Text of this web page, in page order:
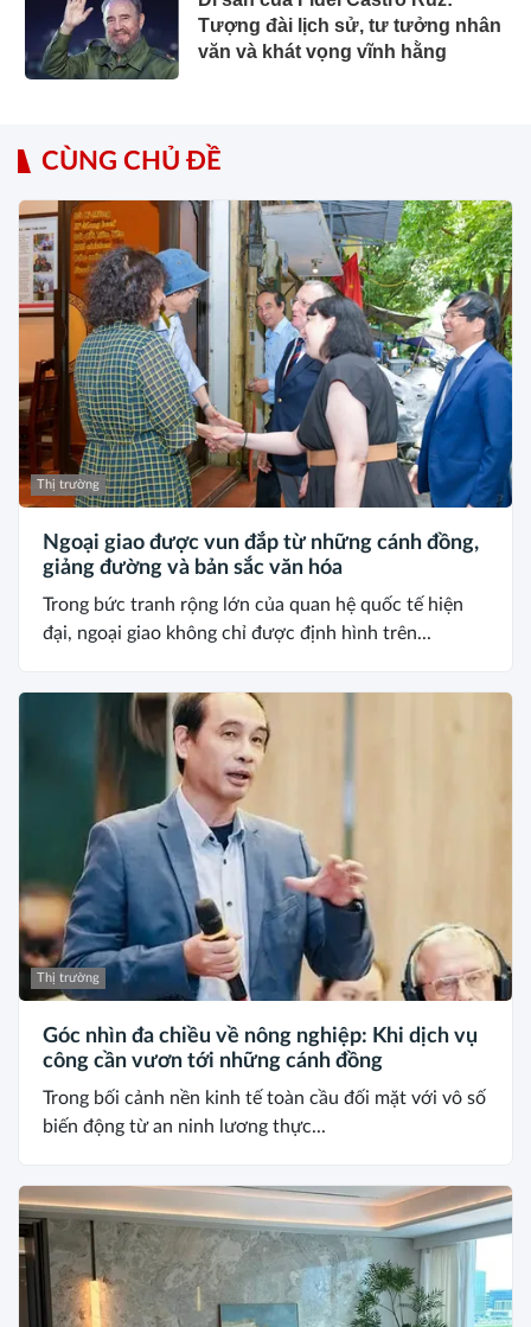
Tượng đài lịch sử, tư tưởng nhân
văn và khát vọng vĩnh hằng
CÙNG CHỦ ĐỀ
Thị trường
Ngoại giao được vun đắp từ những cánh đồng,
giảng đường và bản sắc văn hóa
Trong bức tranh rộng lớn của quan hệ quốc tế hiện
đại, ngoại giao không chỉ được định hình trên...
Thị trường
Góc nhìn đa chiều về nông nghiệp: Khi dịch vụ
công cần vươn tới những cánh đồng
Trong bối cảnh nền kinh tế toàn cầu đối mặt với vô số
biến động từ an ninh lương thực...